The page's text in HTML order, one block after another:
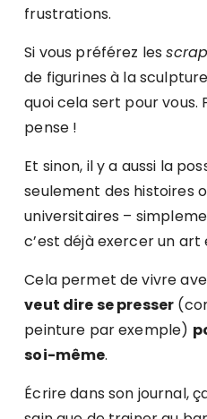
frustrations.
Si vous préférez les
de figurines à la
quoi cela sert pour vous.
pense !
Et sinon, il y a aussi la
seulement des histoires
universitaires –
c’est déjà exercer un
Cela permet de vivre
veut dire se presser
peinture par exemple)
soi-même.
Écrire dans son journal,